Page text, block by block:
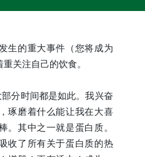
生的重大事件（您将成为
关注自己的饮食。
分时间都是如此。我兴奋
琢磨着什么能让我在大喜
。其中之一就是蛋白质。
收了所有关于蛋白质的热